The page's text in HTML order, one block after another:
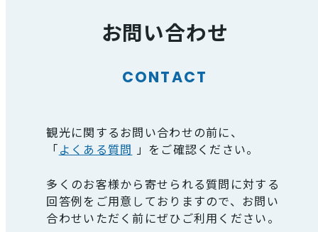
お問い合わせ
CONTACT
観光に関するお問い合わせの前に、
「よくある質問 」をご確認ください。
多くのお客様から寄せられる質問に対する
回答例をご用意しておりますので、お問い
合わせいただく前にぜひご利用ください。